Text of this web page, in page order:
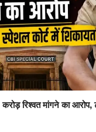
रिश्वत मांगने का आरोप,